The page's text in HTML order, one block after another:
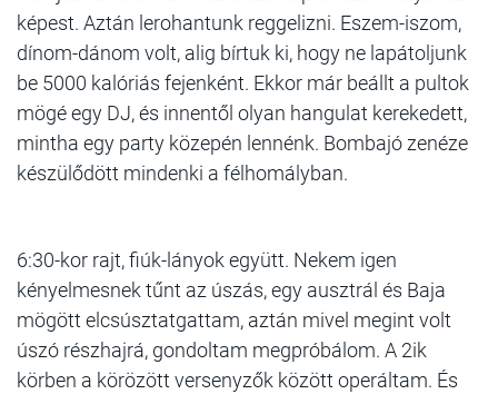
képest. Aztán lerohantunk reggelizni. Eszem-iszom,
dínom-dánom volt, alig bírtuk ki, hogy ne lapátoljunk
be 5000 kalóriás fejenként. Ekkor már beállt a pultok
mögé egy DJ, és innentől olyan hangulat kerekedett,
mintha egy party közepén lennénk. Bombajó zenéze
készülődött mindenki a félhomályban.
6:30-kor rajt, fiúk-lányok együtt. Nekem igen
kényelmesnek tűnt az úszás, egy ausztrál és Baja
mögött elcsúsztatgattam, aztán mivel megint volt
úszó részhajrá, gondoltam megpróbálom. A 2ik
körben a körözött versenyzők között operáltam. És